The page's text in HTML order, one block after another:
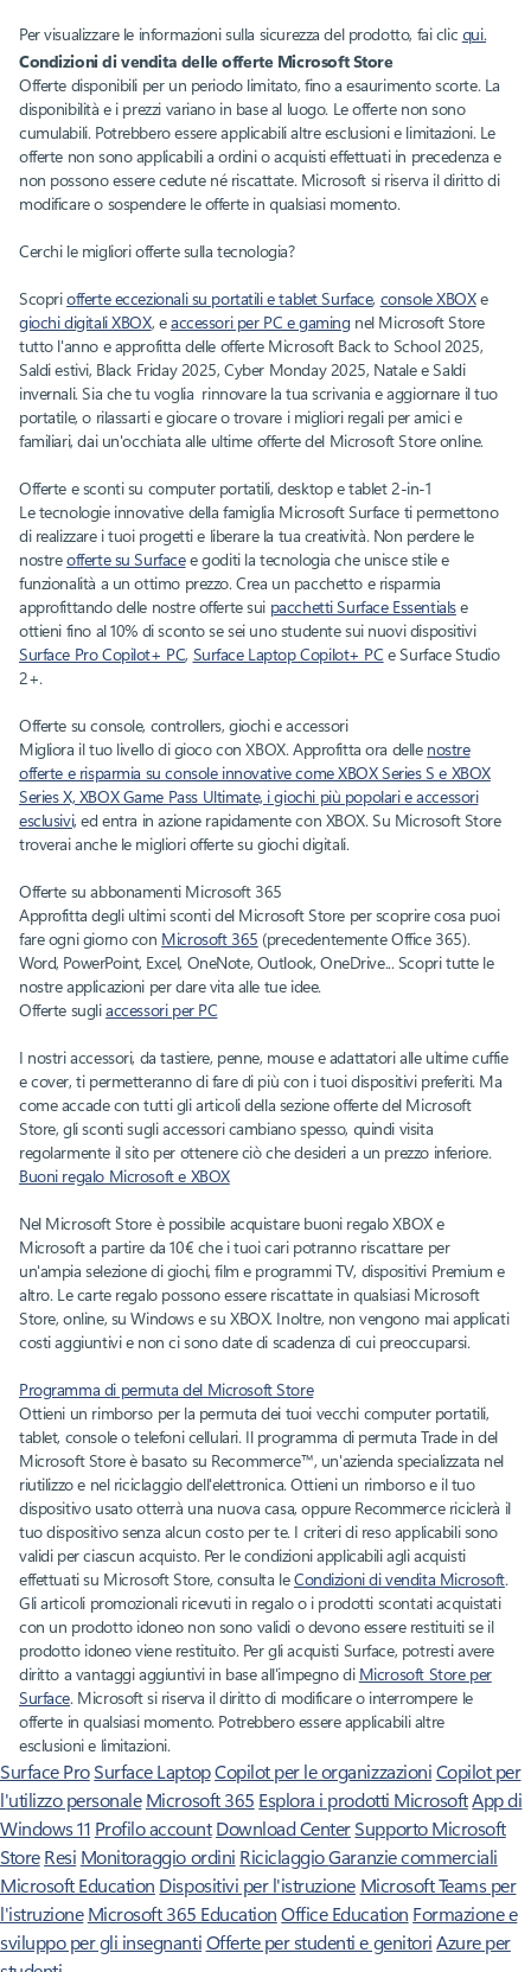
Per visualizzare le informazioni sulla sicurezza del prodotto, fai clic qui.
Condizioni di vendita delle offerte Microsoft Store
Offerte disponibili per un periodo limitato, fino a esaurimento scorte. La
disponibilità e i prezzi variano in base al luogo. Le offerte non sono
cumulabili. Potrebbero essere applicabili altre esclusioni e limitazioni. Le
offerte non sono applicabili a ordini o acquisti effettuati in precedenza e
non possono essere cedute né riscattate. Microsoft si riserva il diritto di
modificare o sospendere le offerte in qualsiasi momento.
Cerchi le migliori offerte sulla tecnologia?
Scopriofferte eccezionali su portatili e tablet Surface, console XBOXe
giochi digitali XBOX, eaccessori per PC e gamingnel Microsoft Store
tutto l'anno e approfitta delle offerte Microsoft Back to School 2025,
Saldi estivi, Black Friday 2025, Cyber Monday 2025, Natale e Saldi
invernali. Sia che tu voglia rinnovare la tua scrivania e aggiornare il tuo
portatile, o rilassarti e giocare o trovare i migliori regali per amici e
familiari, dai un'occhiata alle ultime offerte del Microsoft Store online.
Offerte e sconti su computer portatili, desktop e tablet 2-in-1
Le tecnologie innovative della famiglia Microsoft Surface ti permettono
di realizzare i tuoi progetti e liberare la tua creatività. Non perdere le
nostreofferte su Surfacee goditi la tecnologia che unisce stile e
funzionalità a un ottimo prezzo. Crea un pacchetto e risparmia
approfittando delle nostre offerte sui pacchetti Surface Essentialse
ottieni fino al 10% di sconto se sei uno studente sui nuovi dispositivi
Surface Pro Copilot+ PC, Surface Laptop Copilot+ PC e Surface Studio
2+.
Offerte su console, controllers, giochi e accessori
Migliora il tuo livello di gioco con XBOX. Approfitta ora delle nostre
offerte e risparmia su console innovative come XBOX Series S e XBOX
Series X, XBOX Game Pass Ultimate, i giochi più popolari e accessori
esclusivi, ed entra in azione rapidamente con XBOX. Su Microsoft Store
troverai anche le migliori offerte su giochi digitali.
Offerte su abbonamenti Microsoft 365
Approfitta degli ultimi sconti del Microsoft Store per scoprire cosa puoi
fare ogni giorno con Microsoft 365 (precedentemente Office 365).
Word, PowerPoint, Excel, OneNote, Outlook, OneDrive... Scopri tutte le
nostre applicazioni per dare vita alle tue idee.
Offerte sugliaccessori per PC
I nostri accessori, da tastiere, penne, mouse e adattatori alle ultime cuffie
e cover, ti permetteranno di fare di più con i tuoi dispositivi preferiti. Ma
come accade con tutti gli articoli della sezione offerte del Microsoft
Store, gli sconti sugli accessori cambiano spesso, quindi visita
regolarmente il sito per ottenere ciò che desideri a un prezzo inferiore.
Buoni regalo Microsoft e XBOX
Nel Microsoft Store è possibile acquistare buoni regalo XBOX e
Microsoft a partire da 10€ che i tuoi cari potranno riscattare per
un'ampia selezione di giochi, film e programmi TV, dispositivi Premium e
altro. Le carte regalo possono essere riscattate in qualsiasi Microsoft
Store, online, su Windows e su XBOX. Inoltre, non vengono mai applicati
costi aggiuntivi e non ci sono date di scadenza di cui preoccuparsi.
Programma di permuta del Microsoft Store
Ottieni un rimborso per la permuta dei tuoi vecchi computer portatili,
tablet, console o telefoni cellulari. Il programma di permuta Trade in del
Microsoft Store è basato su Recommerce™, un'azienda specializzata nel
riutilizzo e nel riciclaggio dell'elettronica. Ottieni un rimborso e il tuo
dispositivo usato otterrà una nuova casa, oppure Recommerce riciclerà il
tuo dispositivo senza alcun costo per te. I criteri di reso applicabili sono
validi per ciascun acquisto. Per le condizioni applicabili agli acquisti
effettuati su Microsoft Store, consulta leCondizioni di vendita Microsoft.
Gli articoli promozionali ricevuti in regalo o i prodotti scontati acquistati
con un prodotto idoneo non sono validi o devono essere restituiti se il
prodotto idoneo viene restituito. Per gli acquisti Surface, potresti avere
diritto a vantaggi aggiuntivi in base all'impegno di Microsoft Store per
Surface. Microsoft si riserva il diritto di modificare o interrompere le
offerte in qualsiasi momento. Potrebbero essere applicabili altre
esclusioni e limitazioni.
Surface ProSurface LaptopCopilot per le organizzazioniCopilot per
l'utilizzo personale Microsoft 365 Esplora i prodotti MicrosoftApp di
Windows 11 Profilo account Download CenterSupporto Microsoft
Store Resi Monitoraggio ordini RiciclaggioGaranzie commerciali
Microsoft Education Dispositivi per l'istruzione Microsoft Teams per
l'istruzione Microsoft 365 Education Office Education Formazione e
sviluppo per gli insegnantiOfferte per studenti e genitori Azure per